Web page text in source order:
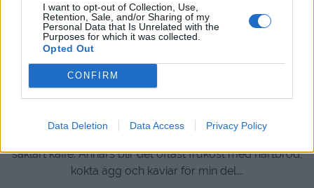
I want to opt-out of Collection, Use,
Retention, Sale, and/or Sharing of my
Personal Data that Is Unrelated with the
Purposes for which it was collected.
Opted Out
CONFIRM
Data Deletion Data Access Privacy Policy
Godmorgon !
Hoppas ni har hunnit med att äta en riktigt god frukost
nu, hunnit dricka er första kopp kaffe och vaknat till
ordentligt!
Här blev det en vardagsfrukost med en tallrik med
såklart kaffe. Annars blir det oftast frukost med hårtbröd,
kokta ägg och kaviar för min del….